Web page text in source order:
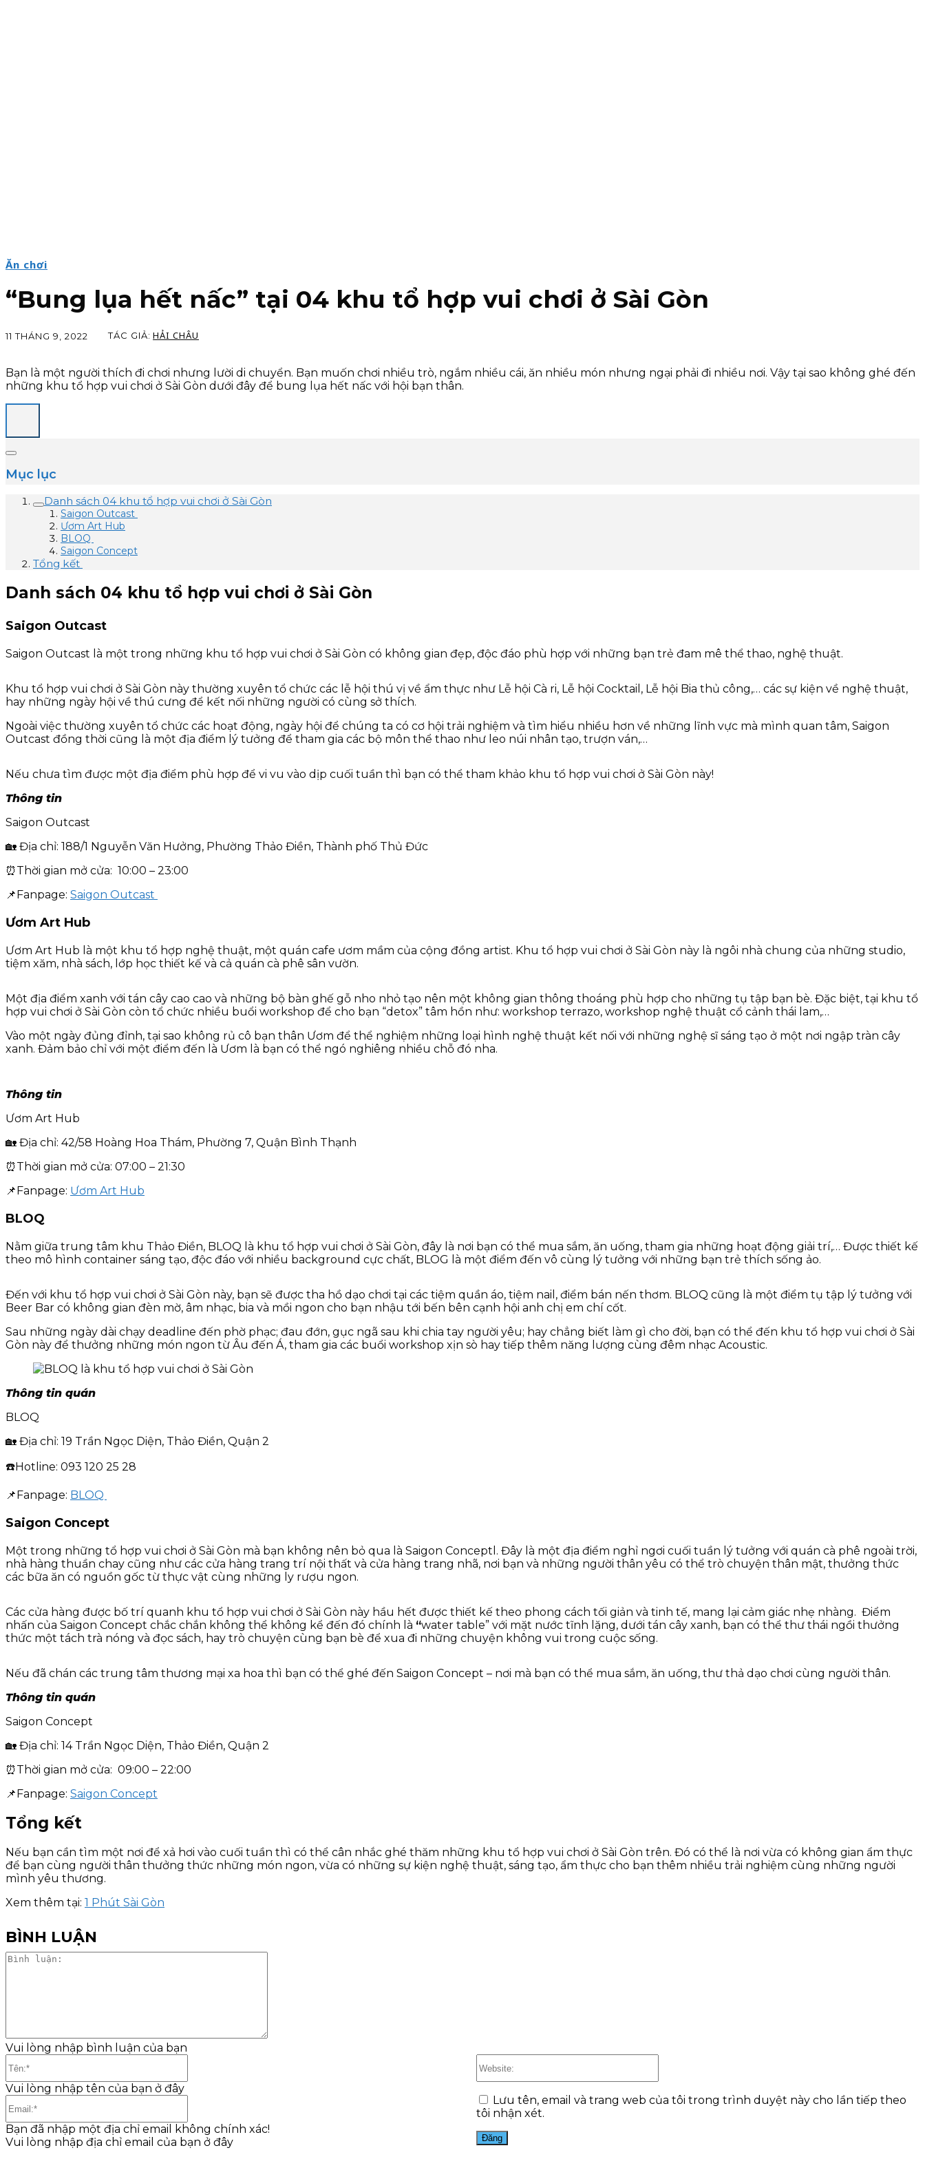
Ăn chơi
“Bung lụa hết nấc” tại 04 khu tổ hợp vui chơi ở Sài Gòn
11 THÁNG 9, 2022 TÁC GIẢ: HẢI CHÂU
Bạn là một người thích đi chơi nhưng lười di chuyển. Bạn muốn chơi nhiều trò, ngắm nhiều cái, ăn nhiều món nhưng ngại phải đi nhiều nơi. Vậy tại sao không ghé đến
những khu tổ hợp vui chơi ở Sài Gòn dưới đây để bung lụa hết nấc với hội bạn thân.
Mục lục
Danh sách 04 khu tổ hợp vui chơi ở Sài Gòn
Saigon Outcast
Ươm Art Hub
BLOQ
Saigon Concept
Tổng kết
Danh sách 04 khu tổ hợp vui chơi ở Sài Gòn
Saigon Outcast
Saigon Outcast là một trong những khu tổ hợp vui chơi ở Sài Gòn có không gian đẹp, độc đáo phù hợp với những bạn trẻ đam mê thể thao, nghệ thuật.
Khu tổ hợp vui chơi ở Sài Gòn này thường xuyên tổ chức các lễ hội thú vị về ẩm thực như Lễ hội Cà ri, Lễ hội Cocktail, Lễ hội Bia thủ công,… các sự kiện về nghệ thuật,
hay những ngày hội về thú cưng để kết nối những người có cùng sở thích.
Ngoài việc thường xuyên tổ chức các hoạt động, ngày hội để chúng ta có cơ hội trải nghiệm và tìm hiểu nhiều hơn về những lĩnh vực mà mình quan tâm, Saigon
Outcast đồng thời cũng là một địa điểm lý tưởng để tham gia các bộ môn thể thao như leo núi nhân tạo, trượn ván,…
Nếu chưa tìm được một địa điểm phù hợp để vi vu vào dịp cuối tuần thì bạn có thể tham khảo khu tổ hợp vui chơi ở Sài Gòn này!
Thông tin
Saigon Outcast
🏡 Địa chỉ: 188/1 Nguyễn Văn Hưởng, Phường Thảo Điền, Thành phố Thủ Đức
⏰Thời gian mở cửa: 10:00 – 23:00
📌Fanpage: Saigon Outcast
Ươm Art Hub
Ươm Art Hub là một khu tổ hợp nghệ thuật, một quán cafe ươm mầm của cộng đồng artist. Khu tổ hợp vui chơi ở Sài Gòn này là ngôi nhà chung của những studio,
tiệm xăm, nhà sách, lớp học thiết kế và cả quán cà phê sân vườn.
Một địa điểm xanh với tán cây cao cao và những bộ bàn ghế gỗ nho nhỏ tạo nên một không gian thông thoáng phù hợp cho những tụ tập bạn bè. Đặc biệt, tại khu tổ
hợp vui chơi ở Sài Gòn còn tổ chức nhiều buổi workshop để cho bạn “detox” tâm hồn như: workshop terrazo, workshop nghệ thuật cổ cảnh thái lam,…
Vào một ngày đủng đỉnh, tại sao không rủ cô bạn thân Ươm để thể nghiệm những loại hình nghệ thuật kết nối với những nghệ sĩ sáng tạo ở một nơi ngập tràn cây
xanh. Đảm bảo chỉ với một điểm đến là Ươm là bạn có thể ngó nghiêng nhiều chỗ đó nha.
Thông tin
Ươm Art Hub
🏡 Địa chỉ: 42/58 Hoàng Hoa Thám, Phường 7, Quận Bình Thạnh
⏰Thời gian mở cửa: 07:00 – 21:30
📌Fanpage: Ươm Art Hub
BLOQ
Nằm giữa trung tâm khu Thảo Điền, BLOQ là khu tổ hợp vui chơi ở Sài Gòn, đây là nơi bạn có thể mua sắm, ăn uống, tham gia những hoạt động giải trí,… Được thiết kế
theo mô hình container sáng tạo, độc đáo với nhiều background cực chất, BLOG là một điểm đến vô cùng lý tưởng với những bạn trẻ thích sống ảo.
Đến với khu tổ hợp vui chơi ở Sài Gòn này, bạn sẽ được tha hồ dạo chơi tại các tiệm quần áo, tiệm nail, điểm bán nến thơm. BLOQ cũng là một điểm tụ tập lý tưởng với
Beer Bar có không gian đèn mờ, âm nhạc, bia và mồi ngon cho bạn nhậu tới bến bên cạnh hội anh chị em chí cốt.
Sau những ngày dài chạy deadline đến phờ phạc; đau đớn, gục ngã sau khi chia tay người yêu; hay chẳng biết làm gì cho đời, bạn có thể đến khu tổ hợp vui chơi ở Sài
Gòn này để thưởng những món ngon từ Âu đến Á, tham gia các buổi workshop xịn sò hay tiếp thêm năng lượng cùng đêm nhạc Acoustic.
Thông tin quán
BLOQ
🏡 Địa chỉ: 19 Trần Ngọc Diện, Thảo Điền, Quận 2
☎️Hotline: 093 120 25 28
📌Fanpage: BLOQ
Saigon Concept
Một trong những tổ hợp vui chơi ở Sài Gòn mà bạn không nên bỏ qua là Saigon Conceptl. Đây là một địa điểm nghỉ ngơi cuối tuần lý tưởng với quán cà phê ngoài trời,
nhà hàng thuần chay cũng như các cửa hàng trang trí nội thất và cửa hàng trang nhã, nơi bạn và những người thân yêu có thể trò chuyện thân mật, thưởng thức
các bữa ăn có nguồn gốc từ thực vật cùng những ly rượu ngon.
Các cửa hàng được bố trí quanh khu tổ hợp vui chơi ở Sài Gòn này hầu hết được thiết kế theo phong cách tối giản và tinh tế, mang lại cảm giác nhẹ nhàng. Điểm
nhấn của Saigon Concept chắc chắn không thể không kể đến đó chính là “water table” với mặt nước tĩnh lặng, dưới tán cây xanh, bạn có thể thư thái ngồi thưởng
thức một tách trà nóng và đọc sách, hay trò chuyện cùng bạn bè để xua đi những chuyện không vui trong cuộc sống.
Nếu đã chán các trung tâm thương mại xa hoa thì bạn có thể ghé đến Saigon Concept – nơi mà bạn có thể mua sắm, ăn uống, thư thả dạo chơi cùng người thân.
Thông tin quán
Saigon Concept
🏡 Địa chỉ: 14 Trần Ngọc Diện, Thảo Điền, Quận 2
⏰Thời gian mở cửa: 09:00 – 22:00
📌Fanpage: Saigon Concept
Tổng kết
Nếu bạn cần tìm một nơi để xả hơi vào cuối tuần thì có thể cân nhắc ghé thăm những khu tổ hợp vui chơi ở Sài Gòn trên. Đó có thể là nơi vừa có không gian ẩm thực
để bạn cùng người thân thưởng thức những món ngon, vừa có những sự kiện nghệ thuật, sáng tạo, ẩm thực cho bạn thêm nhiều trải nghiệm cùng những người
mình yêu thương.
Xem thêm tại: 1 Phút Sài Gòn
BÌNH LUẬN
Vui lòng nhập bình luận của bạn
Vui lòng nhập tên của bạn ở đây
Bạn đã nhập một địa chỉ email không chính xác!
Vui lòng nhập địa chỉ email của bạn ở đây
Lưu tên, email và trang web của tôi trong trình duyệt này cho lần tiếp theo
tôi nhận xét.